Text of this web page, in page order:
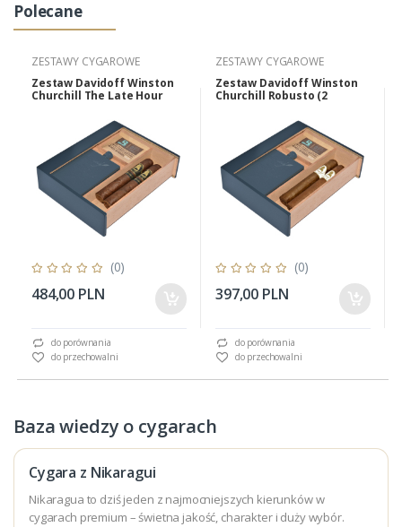
Polecane
ZESTAWY CYGAROWE
Zestaw Davidoff Winston
Churchill The Late Hour
piersiówka, akcesoria).
(0)
484,00 PLN
do porównania
do przechowalni
ZESTAWY CYGAROWE
Zestaw Davidoff Winston
Churchill Robusto (2
(0)
397,00 PLN
do porównania
do przechowalni
Baza wiedzy o cygarach
Cygara z Nikaragui
Nikaragua to dziś jeden z najmocniejszych kierunków w
cygarach premium – świetna jakość, charakter i duży wybór.